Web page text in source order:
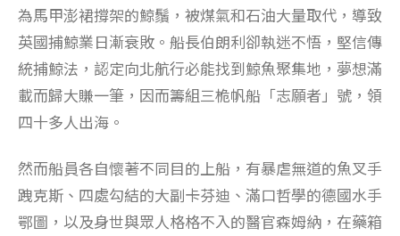
為馬甲澎裙撐架的鯨鬚，被煤氣和石油大量取代，導致
英國捕鯨業日漸衰敗。船長伯朗利卻執迷不悟，堅信傳
統捕鯨法，認定向北航行必能找到鯨魚聚集地，夢想滿
載而歸大賺一筆，因而籌組三桅帆船「志願者」號，領
四十多人出海。
然而船員各自懷著不同目的上船，有暴虐無道的魚叉手
跩克斯、四處勾結的大副卡芬迪、滿口哲學的德國水手
鄂圖，以及身世與眾人格格不入的醫官森姆納，在藥箱